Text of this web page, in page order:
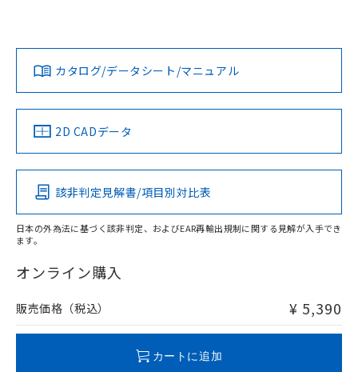
ダウンロードデータをご利用いただく前に、以下を必ずお読
みください。
ソフトウェアの使用条件
対応済み
中国 RoHS 注意事項・凡例
Pb Hg Cd Cr(VI)
"対応済み"や非含有の記載がされた商品であっても、流通
在庫等で未対応品が混在する可能性があります。
非含有品が必要な際は、弊社営業部門もしくは販売店へお
問い合わせください。
LR型式承認
（イギリス
船舶規格）
DNV型式承認
（ノルウェー
BV型式承認
（フランス
KR型式
（韓国
No No No No
この製品の規格認証/適合状況ページへ
その他の認証はこちらのページからご検索ください
カタログ/データシート/マニュアル
2D CADデータ
該非判定見解書/項目別対比表
日本の外為法に基づく該非判定、およびEAR再輸出規制に関する見解が入手でき
ます。
オンライン購入
販売価格（税込） ¥ 5,390
カートに追加